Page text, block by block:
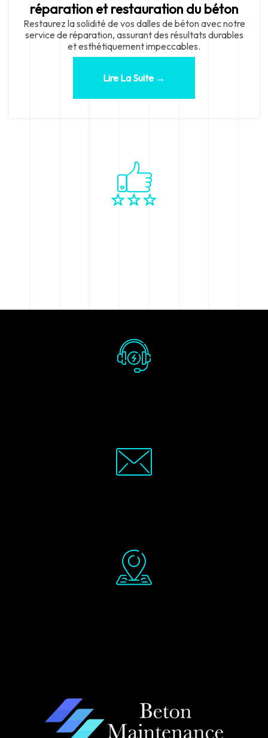
réparation et restauration du béton
Restaurez la solidité de vos dalles de béton avec notre
service de réparation, assurant des résultats durables
et esthétiquement impeccables.
Lire La Suite →